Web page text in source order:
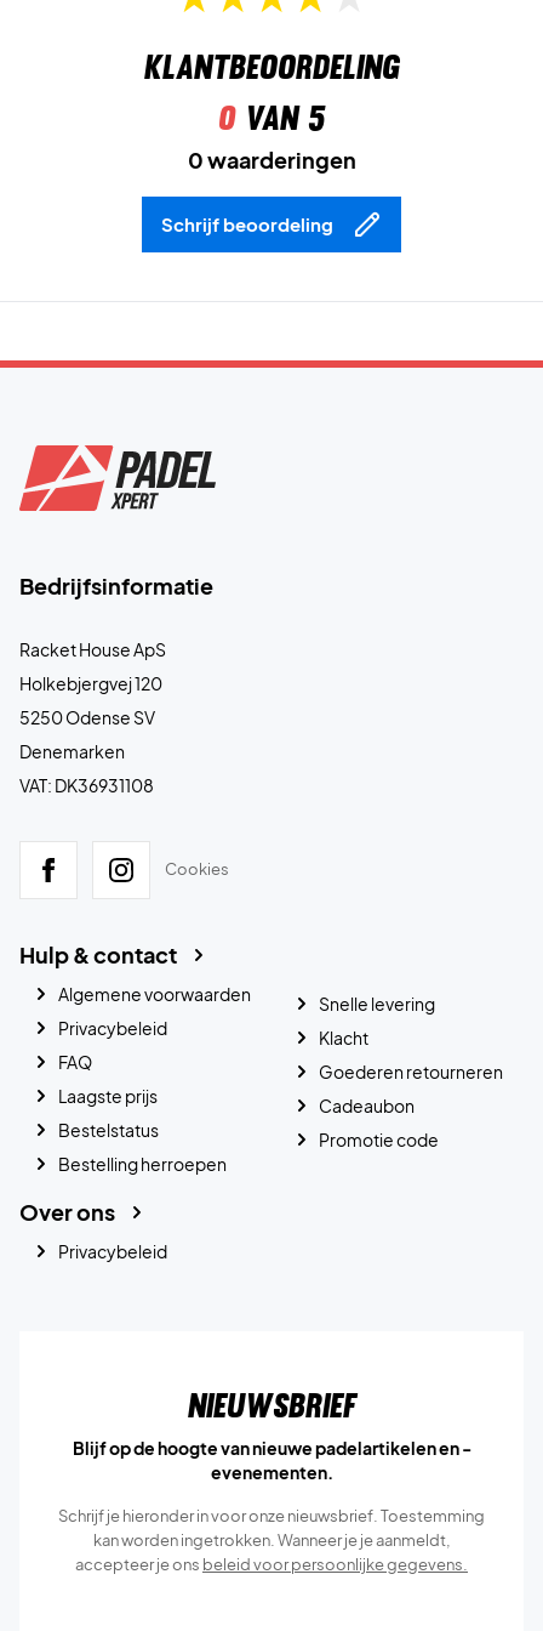
Klantbeoordeling
0van 5
0 waarderingen
Schrijf beoordeling
Bedrijfsinformatie
Racket House ApS
Holkebjergvej 120
5250 Odense SV
Denemarken
VAT: DK36931108
Cookies
Hulp & contact
Algemene voorwaarden
Privacybeleid
FAQ
Laagste prijs
Bestelstatus
Bestelling herroepen
Snelle levering
Klacht
Goederen retourneren
Cadeaubon
Promotie code
Over ons
Privacybeleid
Nieuwsbrief
Blijf op de hoogte van nieuwe padelartikelen en -
evenementen.
Schrijf je hieronder in voor onze nieuwsbrief. Toestemming
kan worden ingetrokken. Wanneer je je aanmeldt,
accepteer je ons beleid voor persoonlijke gegevens.